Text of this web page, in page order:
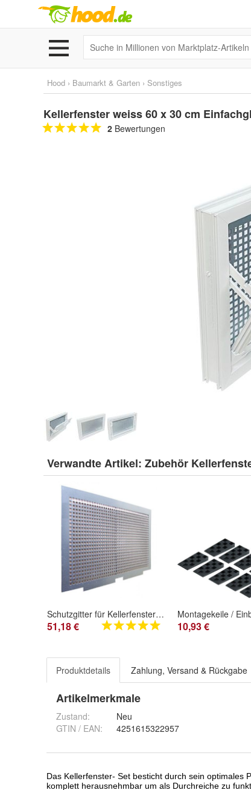
Hood › Baumarkt & Garten › Sonstiges
Kellerfenster weiss 60 x 30 cm
2 Bewertungen
Verwandte Artikel: Zubehör
Schutzgitter für Kellerfenster mit Insektenschutz
51,18 € 10,93 €
Produktdetails Zahlung, Versand & Rückgabe
Artikelmerkmale
Zustand:
Neu
GTIN / EAN:
4251615322957